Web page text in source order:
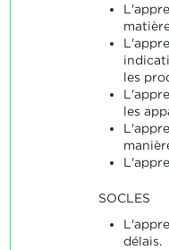
les
les
SOCLES
délais.